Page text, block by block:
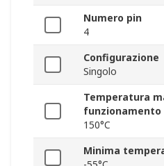
Numero pin
4
Configurazione
Singolo
Temperatura
funzionamento
150°C
Minima